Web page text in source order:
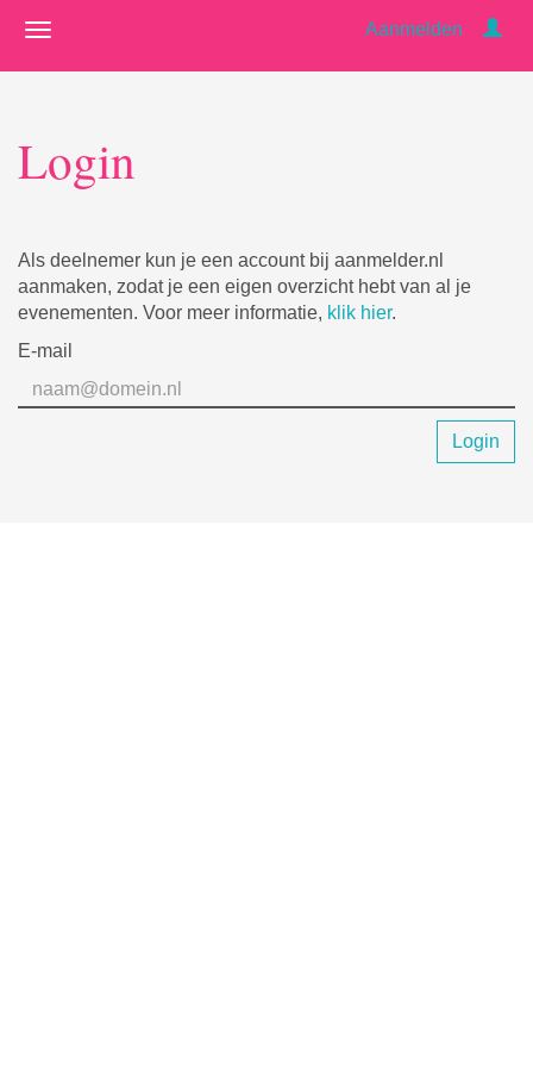
Aanmelden
Login
Als deelnemer kun je een account bij aanmelder.nl
aanmaken, zodat je een eigen overzicht hebt van al je
evenementen. Voor meer informatie, klik hier.
E-mail
Login